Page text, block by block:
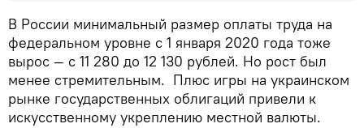
В России минимальный размер оплаты труда на
федеральном уровне с 1 января 2020 года тоже
вырос — с 11 280 до 12 130 рублей. Но рост был
менее стремительным. Плюс игры на украинском
рынке государственных облигаций привели к
искусственному укреплению местной валюты.